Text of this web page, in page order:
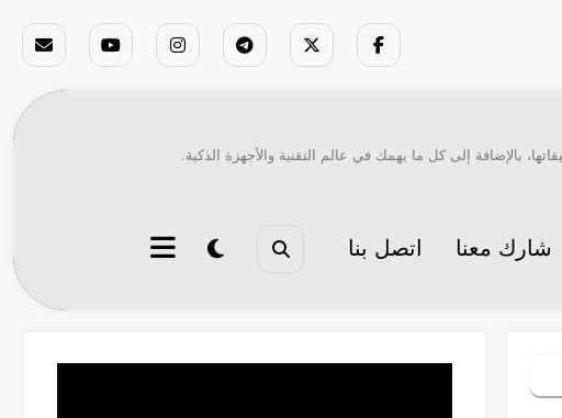
بالإضافة إلى كل ما يهمك في عالم التقنية والأجهزة الذكية.
شارك معنا اتصل بنا